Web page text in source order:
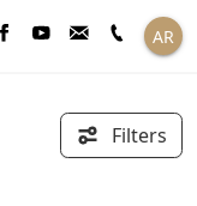
AR
Filters